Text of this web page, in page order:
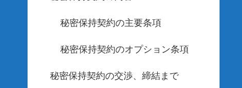
秘密保持契約の主要条項
秘密保持契約のオプション条項
秘密保持契約の交渉、締結まで